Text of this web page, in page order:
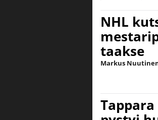
NHL
taakse
Markus